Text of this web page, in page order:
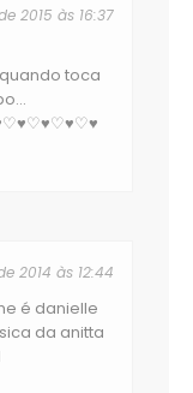
2014 às 12:44
é danielle
da anitta
2015 às 16:37
toca